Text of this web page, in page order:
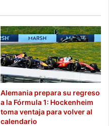
Alemania prepara su regreso
a la Fórmula 1: Hockenheim
toma ventaja para volver al
calendario